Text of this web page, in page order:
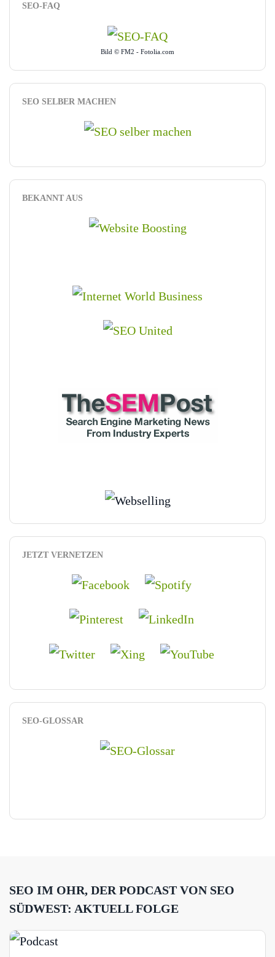
SEO-FAQ
Bild © FM2 - Fotolia.com
SEO SELBER MACHEN
BEKANNT AUS
JETZT VERNETZEN
SEO-GLOSSAR
SEO IM OHR, DER PODCAST VON SEO
SÜDWEST: AKTUELL FOLGE